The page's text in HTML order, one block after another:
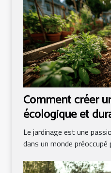
Comment créer
écologique et
Le jardinage est une
dans un monde préoccupé